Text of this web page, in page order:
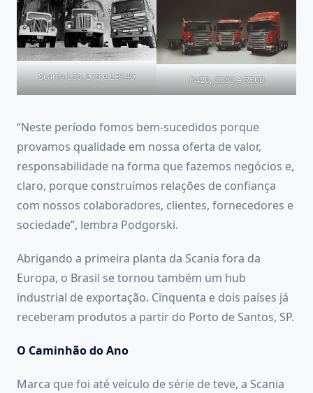
Scania L55, L75 e LB140 P420, G380 e R500
“Neste período fomos bem-sucedidos porque
provamos qualidade em nossa oferta de valor,
responsabilidade na forma que fazemos negócios e,
claro, porque construímos relações de confiança
com nossos colaboradores, clientes, fornecedores e
sociedade”, lembra Podgorski.
Abrigando a primeira planta da Scania fora da
Europa, o Brasil se tornou também um hub
industrial de exportação. Cinquenta e dois países já
receberam produtos a partir do Porto de Santos, SP.
O Caminhão do Ano
Marca que foi até veículo de série de teve, a Scania